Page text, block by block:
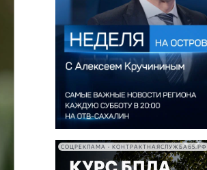
СОЦРЕКЛАМА • КОНТРАКТНАЯСЛУЖБА65.РФ